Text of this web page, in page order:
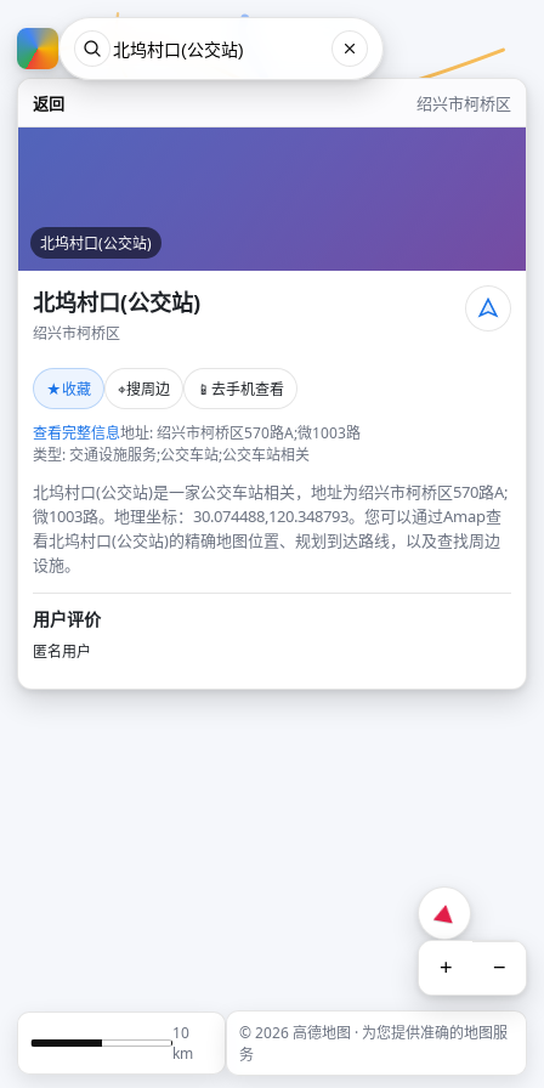
返回 绍兴市柯桥区
北坞村口(公交站)
北坞村口(公交站)
绍兴市柯桥区
★收藏 ⌖搜周边 📱 去手机查看
查看完整信息地址: 绍兴市柯桥区570路A;微1003路
类型: 交通设施服务;公交车站;公交车站相关
北坞村口(公交站)是一家公交车站相关，地址为绍兴市柯桥区570路A;
微1003路。地理坐标：30.074488,120.348793。您可以通过Amap查
看北坞村口(公交站)的精确地图位置、规划到达路线，以及查找周边
设施。
用户评价
匿名用户
+ −
10
km
© 2026 高德地图 · 为您提供准确的地图服
务